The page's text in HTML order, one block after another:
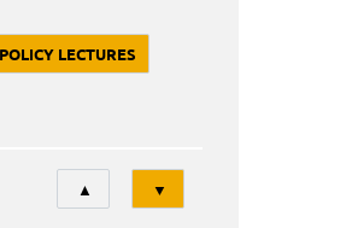
POLICY LECTURES
Tri
▲ ▼